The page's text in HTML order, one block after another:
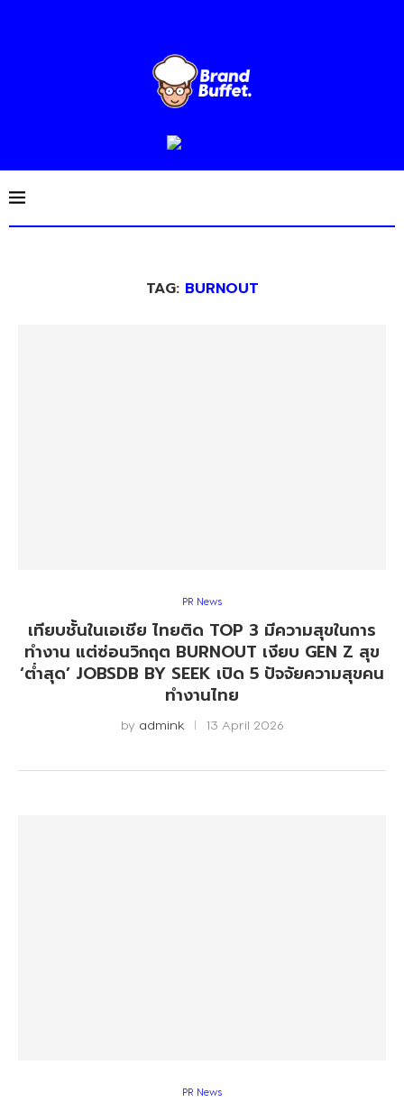
TAG: BURNOUT
PR News
เทียบชั้นในเอเชีย ไทยติด TOP 3 มีความสุขในการ
ทำงาน แต่ซ่อนวิกฤต BURNOUT เงียบ GEN Z สุข
‘ต่ำสุด’ JOBSDB BY SEEK เปิด 5 ปัจจัยความสุขคน
ทำงานไทย
by admink 13 April 2026
PR News